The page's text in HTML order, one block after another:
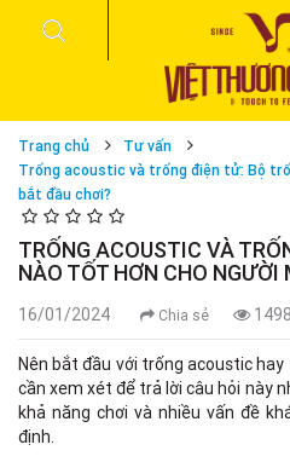
Trang chủ
Tư vấn
Trống acoustic và trống điện tử: Bộ
bắt đầu chơi?
TRỐNG ACOUSTIC VÀ
NÀO TỐT HƠN CHO
16/01/2024 Chia sẻ 1498
Nên bắt đầu với trống acoustic
cần xem xét để trả lời câu hỏi này
khả năng chơi và nhiều vấn đề
định.